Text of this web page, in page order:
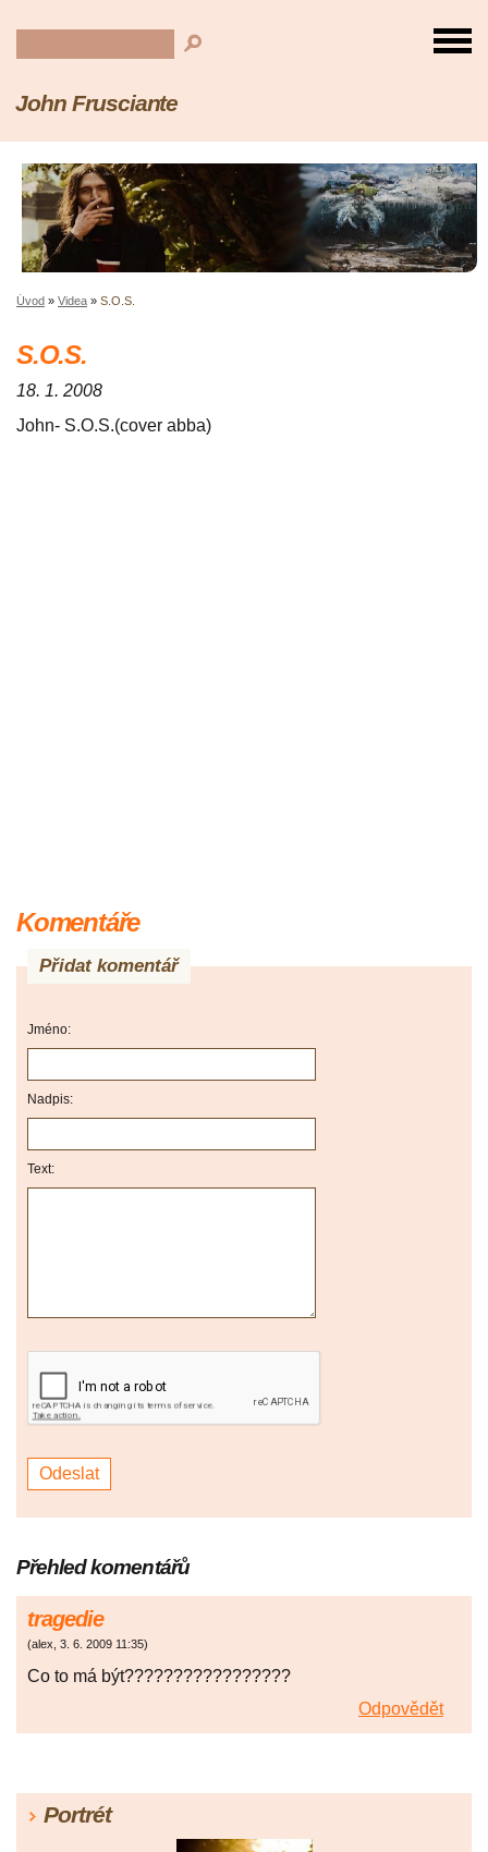
John Frusciante
Úvod » Videa » S.O.S.
S.O.S.
18. 1. 2008
John- S.O.S.(cover abba)
Komentáře
Přidat komentář
Jméno:
Nadpis:
Text:
Přehled komentářů
tragedie
(alex, 3. 6. 2009 11:35)
Co to má být?????????????????
Odpovědět
Portrét